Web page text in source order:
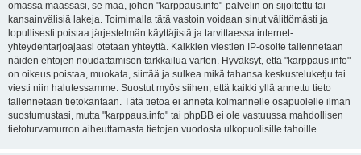
omassa maassasi, se maa, johon "karppaus.info"-palvelin on sijoitettu tai
kansainvälisiä lakeja. Toimimalla tätä vastoin voidaan sinut välittömästi ja
lopullisesti poistaa järjestelmän käyttäjistä ja tarvittaessa internet-
yhteydentarjoajaasi otetaan yhteyttä. Kaikkien viestien IP-osoite tallennetaan
näiden ehtojen noudattamisen tarkkailua varten. Hyväksyt, että "karppaus.info"
on oikeus poistaa, muokata, siirtää ja sulkea mikä tahansa keskusteluketju tai
viesti niin halutessamme. Suostut myös siihen, että kaikki yllä annettu tieto
tallennetaan tietokantaan. Tätä tietoa ei anneta kolmannelle osapuolelle ilman
suostumustasi, mutta "karppaus.info" tai phpBB ei ole vastuussa mahdollisen
tietoturvamurron aiheuttamasta tietojen vuodosta ulkopuolisille tahoille.